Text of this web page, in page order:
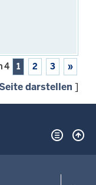
4 1 2 3 »
darstellen ]